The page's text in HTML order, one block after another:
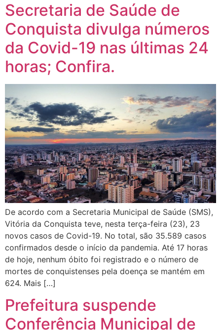
Secretaria de Saúde de
Conquista divulga números
da Covid-19 nas últimas 24
horas; Confira.
De acordo com a Secretaria Municipal de Saúde (SMS),
Vitória da Conquista teve, nesta terça-feira (23), 23
novos casos de Covid-19. No total, são 35.589 casos
confirmados desde o início da pandemia. Até 17 horas
de hoje, nenhum óbito foi registrado e o número de
mortes de conquistenses pela doença se mantém em
624. Mais […]
Prefeitura suspende
Conferência Municipal de